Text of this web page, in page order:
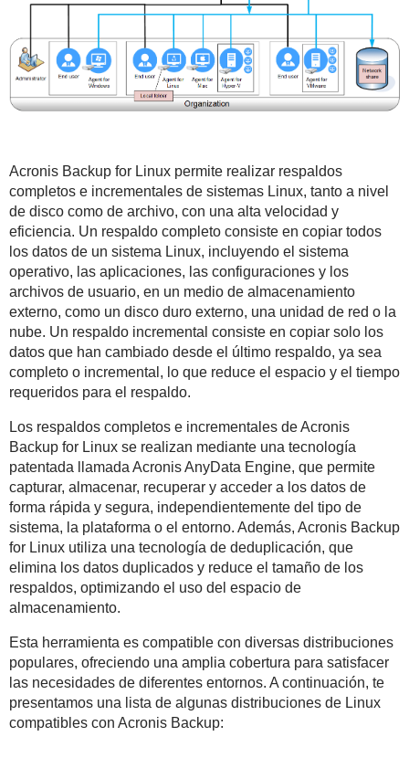
Acronis Backup for Linux permite realizar respaldos
completos e incrementales de sistemas Linux, tanto a nivel
de disco como de archivo, con una alta velocidad y
eficiencia. Un respaldo completo consiste en copiar todos
los datos de un sistema Linux, incluyendo el sistema
operativo, las aplicaciones, las configuraciones y los
archivos de usuario, en un medio de almacenamiento
externo, como un disco duro externo, una unidad de red o la
nube. Un respaldo incremental consiste en copiar solo los
datos que han cambiado desde el último respaldo, ya sea
completo o incremental, lo que reduce el espacio y el tiempo
requeridos para el respaldo.
Los respaldos completos e incrementales de Acronis
Backup for Linux se realizan mediante una tecnología
patentada llamada Acronis AnyData Engine, que permite
capturar, almacenar, recuperar y acceder a los datos de
forma rápida y segura, independientemente del tipo de
sistema, la plataforma o el entorno. Además, Acronis Backup
for Linux utiliza una tecnología de deduplicación, que
elimina los datos duplicados y reduce el tamaño de los
respaldos, optimizando el uso del espacio de
almacenamiento.
Esta herramienta es compatible con diversas distribuciones
populares, ofreciendo una amplia cobertura para satisfacer
las necesidades de diferentes entornos. A continuación, te
presentamos una lista de algunas distribuciones de Linux
compatibles con Acronis Backup: